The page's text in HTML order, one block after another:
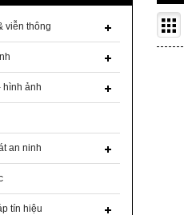
viễn thông
hình ảnh
an ninh
tín hiệu